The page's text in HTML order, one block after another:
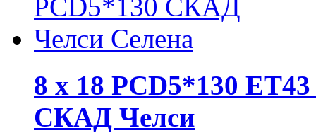
8 x 18 PCD5*130
СКАД Челси